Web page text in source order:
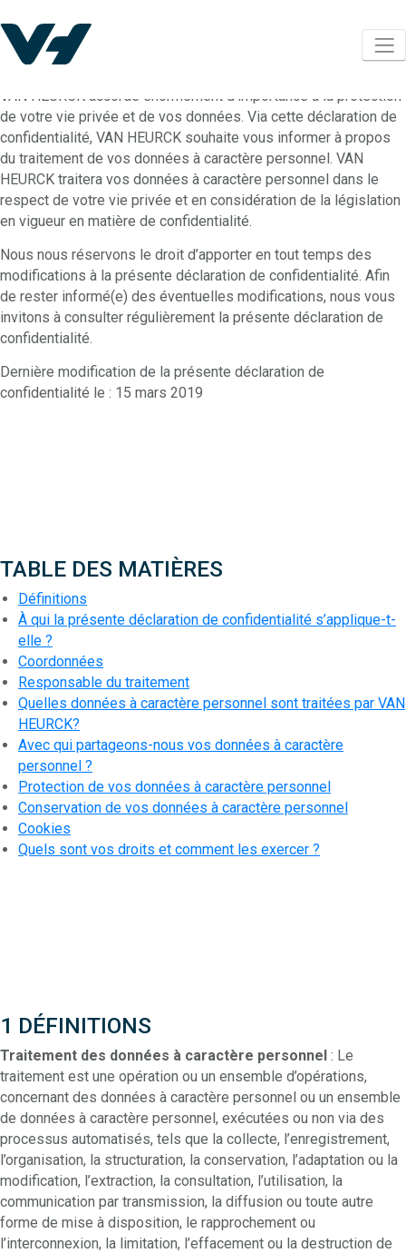
VAN HEURCK accorde énormément d’importance à la protection
de votre vie privée et de vos données. Via cette déclaration de
confidentialité, VAN HEURCK souhaite vous informer à propos
du traitement de vos données à caractère personnel. VAN
HEURCK traitera vos données à caractère personnel dans le
respect de votre vie privée et en considération de la législation
en vigueur en matière de confidentialité.
Nous nous réservons le droit d’apporter en tout temps des
modifications à la présente déclaration de confidentialité. Afin
de rester informé(e) des éventuelles modifications, nous vous
invitons à consulter régulièrement la présente déclaration de
confidentialité.
Dernière modification de la présente déclaration de
confidentialité le : 15 mars 2019
TABLE DES MATIÈRES
Définitions
À qui la présente déclaration de confidentialité s’applique-t-
elle ?
Coordonnées
Responsable du traitement
Quelles données à caractère personnel sont traitées par VAN
HEURCK?
Avec qui partageons-nous vos données à caractère
personnel ?
Protection de vos données à caractère personnel
Conservation de vos données à caractère personnel
Cookies
Quels sont vos droits et comment les exercer ?
1 DÉFINITIONS
Traitement des données à caractère personnel : Le
traitement est une opération ou un ensemble d’opérations,
concernant des données à caractère personnel ou un ensemble
de données à caractère personnel, exécutées ou non via des
processus automatisés, tels que la collecte, l’enregistrement,
l’organisation, la structuration, la conservation, l’adaptation ou la
modification, l’extraction, la consultation, l’utilisation, la
communication par transmission, la diffusion ou toute autre
forme de mise à disposition, le rapprochement ou
l’interconnexion, la limitation, l’effacement ou la destruction de